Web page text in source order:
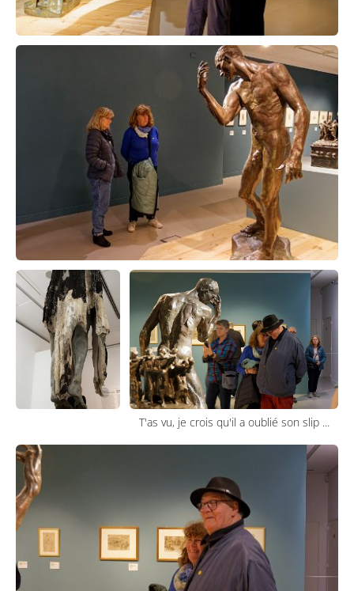
T'as vu, je crois qu'il a oublié son slip ...